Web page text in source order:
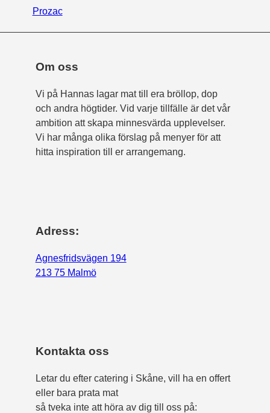
Prozac
Om oss
Vi på Hannas lagar mat till era bröllop, dop
och andra högtider. Vid varje tillfälle är det vår
ambition att skapa minnesvärda upplevelser.
Vi har många olika förslag på menyer för att
hitta inspiration till er arrangemang.
Adress:
Agnesfridsvägen 194
213 75 Malmö
Kontakta oss
Letar du efter catering i Skåne, vill ha en offert
eller bara prata mat
så tveka inte att höra av dig till oss på: